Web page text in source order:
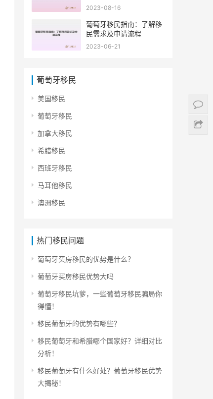
2023-08-16
葡萄牙移民指南：了解移
民需求及申请流程
2023-06-21
葡萄牙移民
美国移民
葡萄牙移民
加拿大移民
希腊移民
西班牙移民
马耳他移民
澳洲移民
热门移民问题
葡萄牙买房移民的优势是什么？
葡萄牙买房移民优势大吗
葡萄牙移民坑爹，一些葡萄牙移民骗局你
得懂！
移民葡萄牙的优势有哪些？
移民葡萄牙和希腊哪个国家好？详细对比
分析！
移民葡萄牙有什么好处？葡萄牙移民优势
大揭秘！